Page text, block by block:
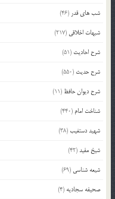
شب های قدر (46)
شبهات اخلاقی (217)
شرح احادیث (51)
شرح حدیث (550)
شرح دیوان حافظ (11)
شناخت امام (440)
شهید دستغیب(38)
شیخ مفید(42)
شیعه شناسی (69)
صحیفه سجادیه (4)